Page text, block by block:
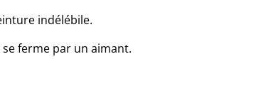
indélébile.
ferme par un aimant.